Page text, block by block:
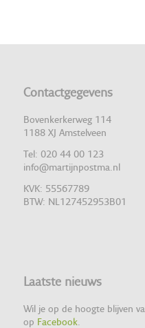
Contactgegevens
Bovenkerkerweg 114
1188 XJ Amstelveen
Tel: 020 44 00 123
info@martijnpostma.nl
KVK: 55567789
BTW: NL127452953B01
Laatste nieuws
Wil je op de hoogte blijven
op Facebook.